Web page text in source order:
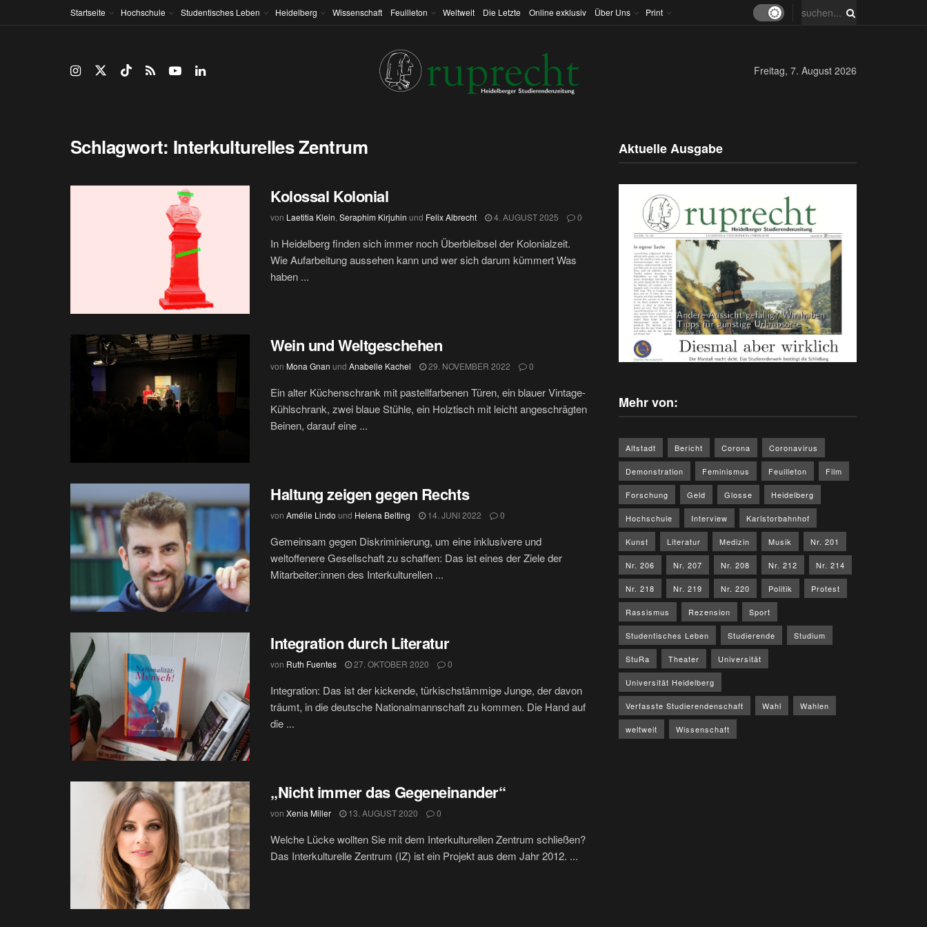
Startseite Hochschule Studentisches Leben Heidelberg Wissenschaft Feuilleton Weltweit Die Letzte Online exklusiv Über Uns Print
Freitag, 7. August 2026
Schlagwort: Interkulturelles Zentrum
Kolossal Kolonial
von Laetitia Klein, Seraphim Kirjuhin und Felix Albrecht 4. AUGUST 2025 0
In Heidelberg finden sich immer noch Überbleibsel der Kolonialzeit.
Wie Aufarbeitung aussehen kann und wer sich darum kümmert Was
haben ...
Wein und Weltgeschehen
von Mona Gnan und Anabelle Kachel 29. NOVEMBER 2022 0
Ein alter Küchenschrank mit pastellfarbenen Türen, ein blauer Vintage-
Kühlschrank, zwei blaue Stühle, ein Holztisch mit leicht angeschrägten
Beinen, darauf eine ...
Haltung zeigen gegen Rechts
von Amélie Lindo und Helena Belting 14. JUNI 2022 0
Gemeinsam gegen Diskriminierung, um eine inklusivere und
weltoffenere Gesellschaft zu schaffen: Das ist eines der Ziele der
Mitarbeiter:innen des Interkulturellen ...
Integration durch Literatur
von Ruth Fuentes 27. OKTOBER 2020 0
Integration: Das ist der kickende, türkischstämmige Junge, der davon
träumt, in die deutsche Nationalmannschaft zu kommen. Die Hand auf
die ...
„Nicht immer das Gegeneinander“
von Xenia Miller 13. AUGUST 2020 0
Welche Lücke wollten Sie mit dem Interkulturellen Zentrum schließen?
Das Interkulturelle Zentrum (IZ) ist ein Projekt aus dem Jahr 2012. ...
Aktuelle Ausgabe
Mehr von:
Altstadt Bericht Corona Coronavirus
Demonstration Feminismus Feuilleton Film
Forschung Geld Glosse Heidelberg
Hochschule Interview Karlstorbahnhof
Kunst Literatur Medizin Musik Nr. 201
Nr. 206 Nr. 207 Nr. 208 Nr. 212 Nr. 214
Nr. 218 Nr. 219 Nr. 220 Politik Protest
Rassismus Rezension Sport
Studentisches Leben Studierende Studium
StuRa Theater Universität
Universität Heidelberg
Verfasste Studierendenschaft Wahl Wahlen
weltweit Wissenschaft